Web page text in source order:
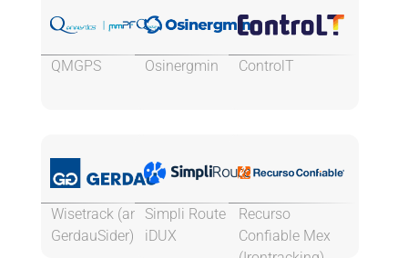
QMGPS Osinergmin ControlT
Wisetrack (antes
GerdauSider)
Simpli Route &
iDUX
Recurso
Confiable Mex